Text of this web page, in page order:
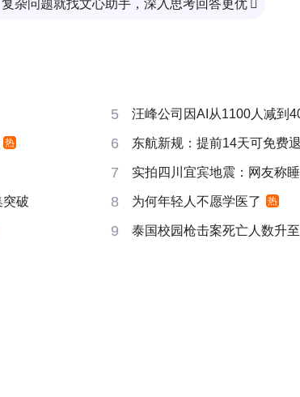
复杂问题就找文心助手，深入思考回答更优 
5 汪峰公司因AI从1100人减到
热 6 东航新规：提前14天可免费
7 实拍四川宜宾地震：网友称睡觉
突破 8 为何年轻人不愿学医了 热
9 泰国校园枪击案死亡人数升至